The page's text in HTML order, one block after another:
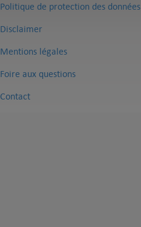
Politique de protection des données
Disclaimer
Mentions légales
Foire aux questions
Contact